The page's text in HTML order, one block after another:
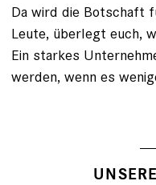
Da wird die Botschaft
Leute, überlegt euch,
Ein starkes
werden, wenn es